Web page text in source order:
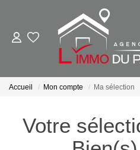
NOS BIENS
Outils
Accueil Mon compte Ma sélection
Votre